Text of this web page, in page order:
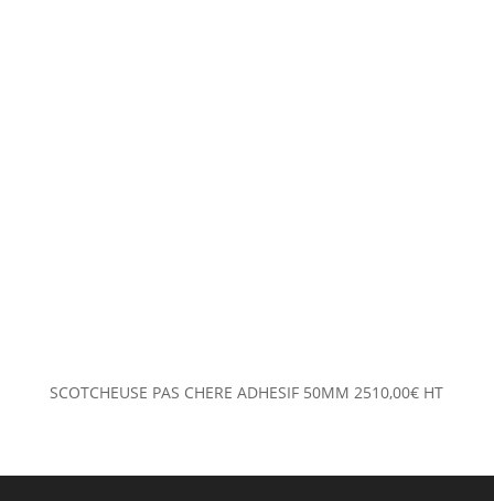
SCOTCHEUSE PAS CHERE ADHESIF 50MM 2510,00€ HT